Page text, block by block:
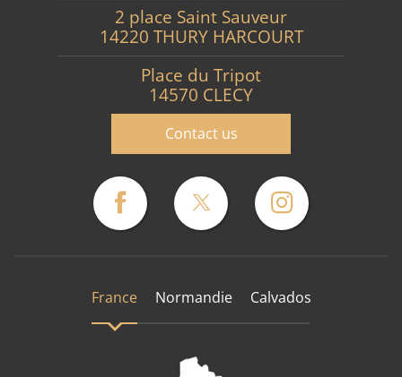
2 place Saint Sauveur
14220 THURY HARCOURT
Place du Tripot
14570 CLECY
Contact us
France Normandie Calvados